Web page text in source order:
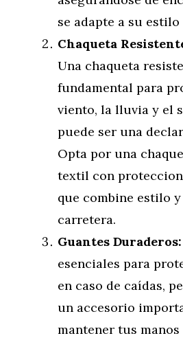
se adapte a su
Chaqueta
Una chaqueta
fundamental para
viento, la lluvia y el
puede ser una
Opta por una
textil con
que combine estilo
carretera.
Guantes Duraderos:
esenciales para
en caso de caídas,
un accesorio
mantener tus manos